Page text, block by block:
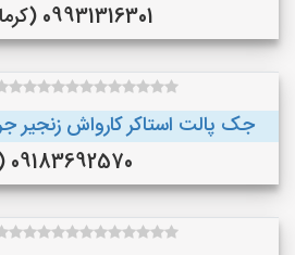
09931316301 (کرمانشاه )
جک پالت استاکر کارواش زنجیر
09183692570 (قم)